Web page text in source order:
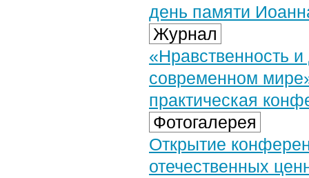
день памяти
Журнал
«Нравственность
современном
практическая
Фотогалерея
Открытие
отечественных